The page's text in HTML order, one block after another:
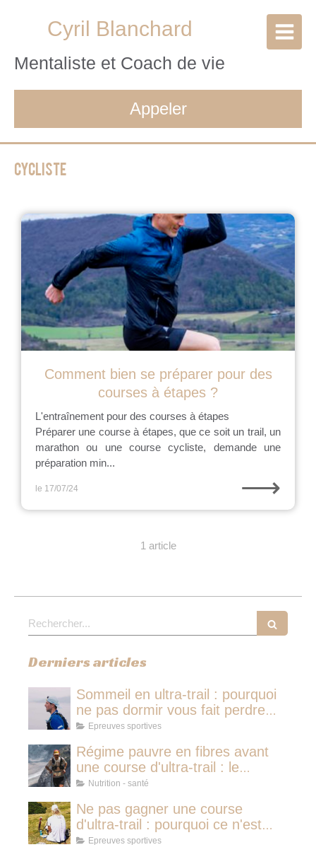
Cyril Blanchard
Mentaliste et Coach de vie
Appeler
Cycliste
Comment bien se préparer pour des
courses à étapes ?
L'entraînement pour des courses à étapes
Préparer une course à étapes, que ce soit un trail, un
marathon ou une course cycliste, demande une
préparation min...
le 17/07/24 ⟶
1 article
Rechercher
Derniers articles
Sommeil en ultra-trail : pourquoi
ne pas dormir vous fait perdre
plus de temps qu'une micro-
Epreuves sportives
Régime pauvre en fibres avant
une course d'ultra-trail : le
protocole nutritionnel des
Nutrition - santé
Ne pas gagner une course
d'ultra-trail : pourquoi ce n'est
jamais avoir couru pour rien
Epreuves sportives